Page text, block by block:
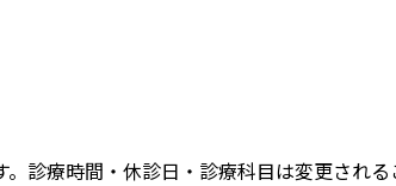
診療時間・休診日・診療科目は変更され